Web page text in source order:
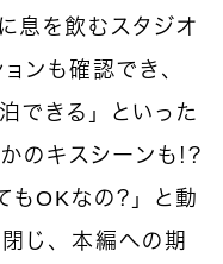
息を飲むスタジオ
ンも確認でき、
できる」といった
キスシーンも！？
もOKなの？」と動
じ、本編への期